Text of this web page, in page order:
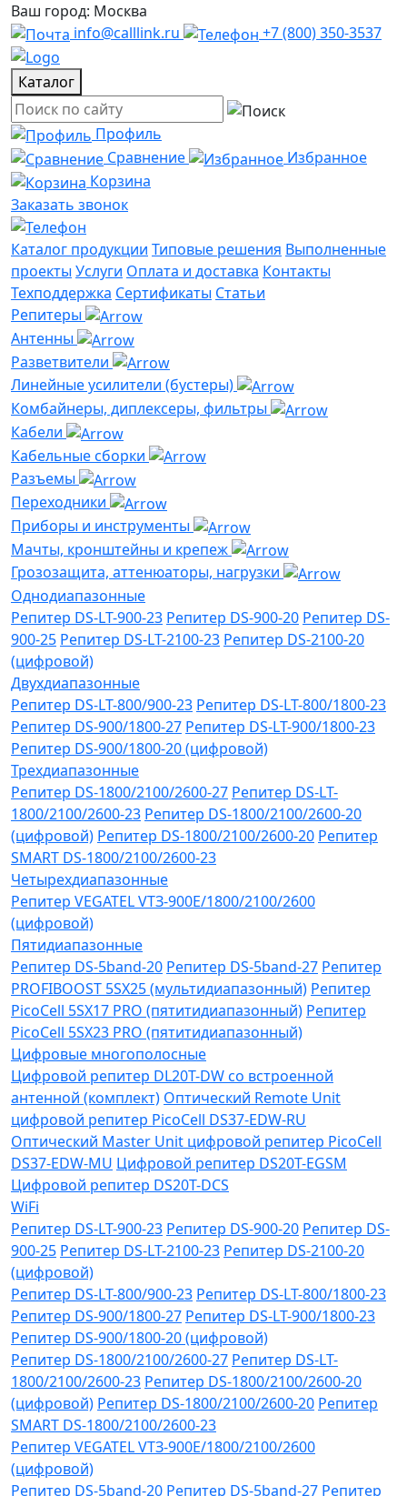
Ваш город: Москва
info@calllink.ru
+7 (800) 350-3537
Каталог
Профиль
Сравнение
Избранное
Корзина
Заказать звонок
Каталог продукции Типовые решения Выполненные
проекты Услуги Оплата и доставка Контакты
Техподдержка Сертификаты Статьи
Репитеры
Антенны
Разветвители
Линейные усилители (бустеры)
Комбайнеры, диплексеры, фильтры
Кабели
Кабельные сборки
Разъемы
Переходники
Приборы и инструменты
Мачты, кронштейны и крепеж
Грозозащита, аттенюаторы, нагрузки
Однодиапазонные
Репитер DS-LT-900-23 Репитер DS-900-20 Репитер DS-
900-25 Репитер DS-LT-2100-23 Репитер DS-2100-20
(цифровой)
Двухдиапазонные
Репитер DS-LT-800/900-23 Репитер DS-LT-800/1800-23
Репитер DS-900/1800-27 Репитер DS-LT-900/1800-23
Репитер DS-900/1800-20 (цифровой)
Трехдиапазонные
Репитер DS-1800/2100/2600-27 Репитер DS-LT-
1800/2100/2600-23 Репитер DS-1800/2100/2600-20
(цифровой) Репитер DS-1800/2100/2600-20 Репитер
SMART DS-1800/2100/2600-23
Четырехдиапазонные
Репитер VЕGATEL VТЗ-900Е/1800/2100/2600
(цифровой)
Пятидиапазонные
Репитер DS-5band-20 Репитер DS-5band-27 Репитер
PROFIBOOST 5SX25 (мультидиапазонный) Репитер
PicoCell 5SX17 PRO (пятитидиапазонный) Репитер
PicoCell 5SX23 PRO (пятитидиапазонный)
Цифровые многополосные
Цифровой репитер DL20T-DW со встроенной
антенной (комплект) Оптический Remote Unit
цифровой репитер PicoCell DS37-EDW-RU
Оптический Master Unit цифровой репитер PicoCell
DS37-EDW-MU Цифровой репитер DS20T-EGSM
Цифровой репитер DS20T-DCS
WiFi
Репитер DS-LT-900-23 Репитер DS-900-20 Репитер DS-
900-25 Репитер DS-LT-2100-23 Репитер DS-2100-20
(цифровой)
Репитер DS-LT-800/900-23 Репитер DS-LT-800/1800-23
Репитер DS-900/1800-27 Репитер DS-LT-900/1800-23
Репитер DS-900/1800-20 (цифровой)
Репитер DS-1800/2100/2600-27 Репитер DS-LT-
1800/2100/2600-23 Репитер DS-1800/2100/2600-20
(цифровой) Репитер DS-1800/2100/2600-20 Репитер
SMART DS-1800/2100/2600-23
Репитер VЕGATEL VТЗ-900Е/1800/2100/2600
(цифровой)
Репитер DS-5band-20 Репитер DS-5band-27 Репитер